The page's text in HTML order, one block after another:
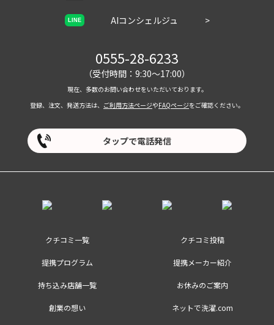
LINE AIコンシェルジュ >
0555-28-6233
（受付時間：9:30～17:00）
現在、多数のお問い合わせをいただいております。
登録、注文、発送方法は、 ご利用方法ページやFAQページをご確認ください。
タップで電話発信
クチコミ一覧 クチコミ投稿
提携プログラム 提携メーカー紹介
持ち込み店舗一覧 お休みのご案内
創業の想い ネットで洗濯.com